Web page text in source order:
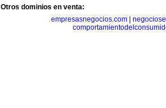
Otros dominios en venta:
empresasnegocios.com|